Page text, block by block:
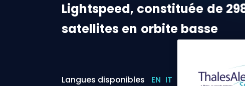
Lightspeed, constituée de
satellites en orbite basse
Langues disponibles EN IT